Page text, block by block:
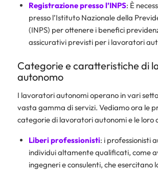
Registrazione presso l’INPS: È
presso l’Istituto Nazionale della
(INPS) per ottenere i benefici
assicurativi previsti per i lavoratori
Categorie e caratteristiche di
autonomo
I lavoratori autonomi operano in vari
vasta gamma di servizi. Vediamo ora le
categorie di lavoratori autonomi e le loro
Liberi professionisti: i professionisti
individui altamente qualificati, come
ingegneri e consulenti, che esercitano